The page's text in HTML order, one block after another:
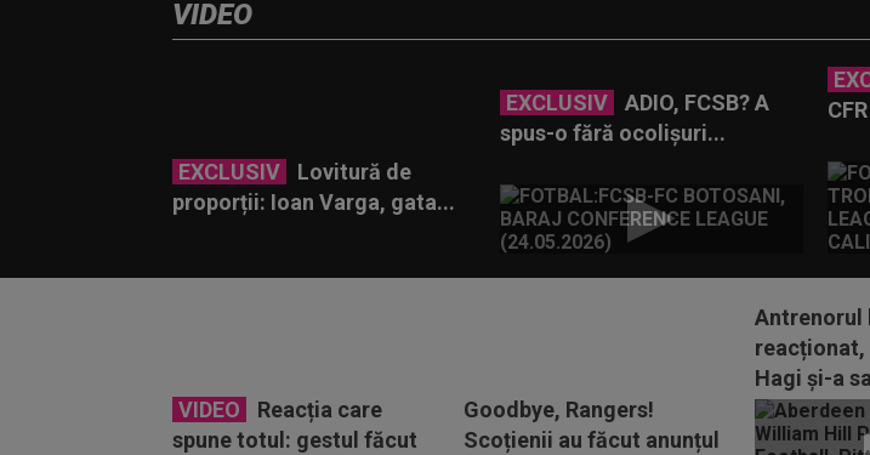
VIDEO
EXCLUSIV
Lovitură de
proporții: Ioan Varga, gata...
EXCLUSIV
ADIO, FCSB? A
spus-o fără ocolișuri...
VIDEO
Reacția care
spune totul: gestul făcut
Goodbye, Rangers!
Scoțienii au făcut anunțul
Antrenorul
reacționat,
Hagi și-a
minutul